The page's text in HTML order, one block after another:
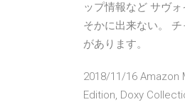
ップ情報など サヴ
そかに出来ない。
があります。
2018/11/16 Amazon
Edition, Doxy